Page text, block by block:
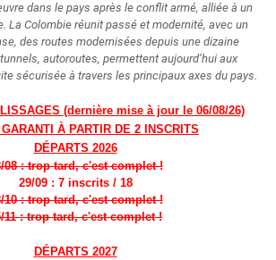
dans le pays après le conflit armé, alliée à un
La Colombie réunit passé et modernité, avec un
des routes modernisées depuis une dizaine
autoroutes, permettent aujourd’hui aux
sécurisée à travers les principaux axes du pays.
(dernière mise à jour le 06/08/26)
GARANTI À PARTIR DE 2 INSCRITS
DÉPARTS 2026
08 : trop tard, c'est complet !
29/09 : 7 inscrits/ 18
10 : trop tard, c'est complet !
11 : trop tard, c'est complet !
DÉPARTS 2027